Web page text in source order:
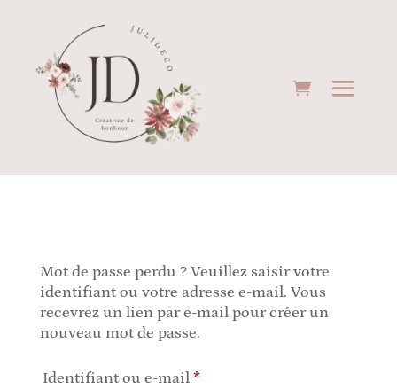
Mot de passe perdu ? Veuillez saisir votre
identifiant ou votre adresse e-mail. Vous
recevrez un lien par e-mail pour créer un
nouveau mot de passe.
Identifiant ou e-mail *Obligatoire